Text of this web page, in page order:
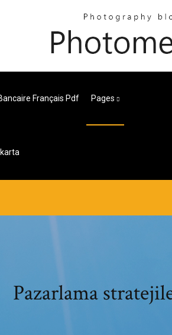
Français Pdf Pages
Pazarlama